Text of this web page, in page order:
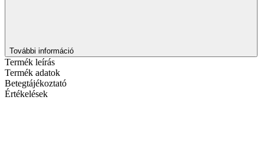
További információ
Termék leírás
Termék adatok
Betegtájékoztató
Értékelések